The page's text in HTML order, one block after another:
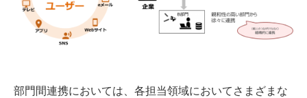
部門間連携においては、各担当領域においてさまざまな